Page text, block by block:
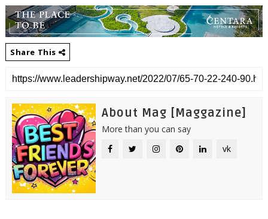
Share This
About Mag [Maggazine]
More than you can say
vk